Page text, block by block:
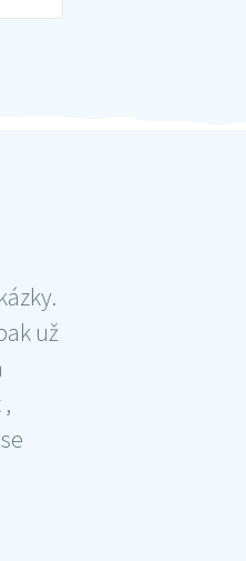
už